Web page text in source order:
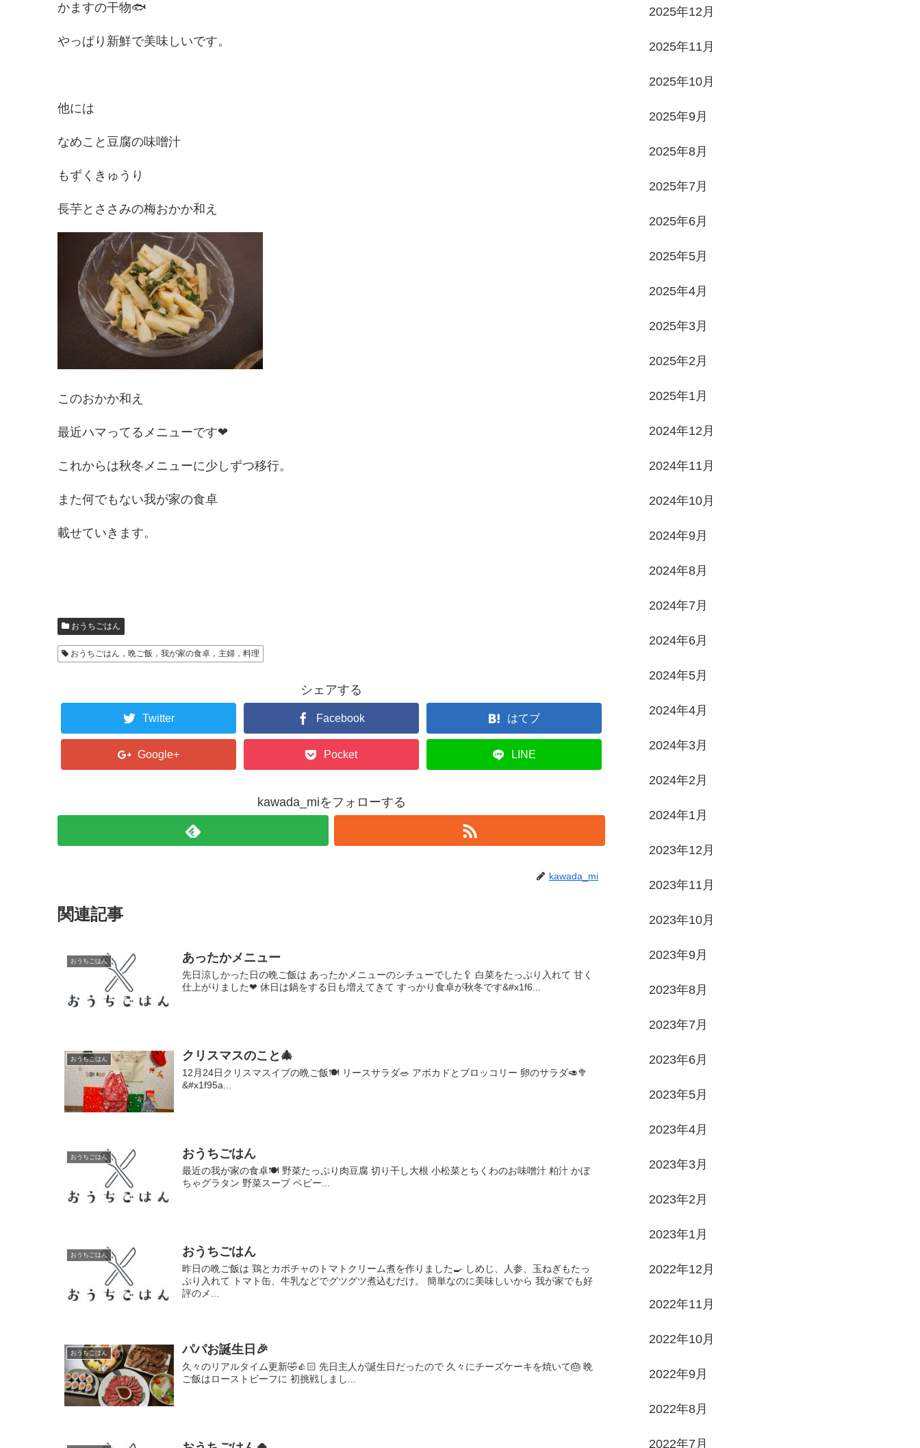
かますの干物🐟
やっぱり新鮮で美味しいです。
他には
なめこと豆腐の味噌汁
もずくきゅうり
長芋とささみの梅おかか和え
このおかか和え
最近ハマってるメニューです❤
これからは秋冬メニューに少しずつ移行。
また何でもない我が家の食卓
載せていきます。
おうちごはん
おうちごはん，晩ご飯，我が家の食卓，主婦，料理
シェアする
Twitter Facebook はてブ
Google+ Pocket LINE
kawada_miをフォローする
kawada_mi
関連記事
おうちごはん あったかメニュー
先日涼しかった日の晩ご飯は あったかメニューのシチューでした🥄 白菜をたっぷり入れて 甘く
仕上がりました❤ 休日は鍋をする日も増えてきて すっかり食卓が秋冬です&#x1f6...
おうちごはん クリスマスのこと🎄
12月24日クリスマスイブの晩ご飯🍽️ リースサラダ🥗 アボカドとブロッコリー 卵のサラダ🥑🥦
&#x1f95a...
おうちごはん おうちごはん
最近の我が家の食卓🍽️ 野菜たっぷり肉豆腐 切り干し大根 小松菜とちくわのお味噌汁 粕汁 かぼ
ちゃグラタン 野菜スープ ベビー...
おうちごはん おうちごはん
昨日の晩ご飯は 鶏とカボチャのトマトクリーム煮を作りました🍳 しめじ、人参、玉ねぎもたっ
ぷり入れて トマト缶、牛乳などでグツグツ煮込むだけ。 簡単なのに美味しいから 我が家でも好
評のメ...
おうちごはん パパお誕生日🎉
久々のリアルタイム更新🤣👍🏻 先日主人が誕生日だったので 久々にチーズケーキを焼いて🎂 晩
ご飯はローストビーフに 初挑戦しまし...
2025年12月
2025年11月
2025年10月
2025年9月
2025年8月
2025年7月
2025年6月
2025年5月
2025年4月
2025年3月
2025年2月
2025年1月
2024年12月
2024年11月
2024年10月
2024年9月
2024年8月
2024年7月
2024年6月
2024年5月
2024年4月
2024年3月
2024年2月
2024年1月
2023年12月
2023年11月
2023年10月
2023年9月
2023年8月
2023年7月
2023年6月
2023年5月
2023年4月
2023年3月
2023年2月
2023年1月
2022年12月
2022年11月
2022年10月
2022年9月
2022年8月
2022年7月